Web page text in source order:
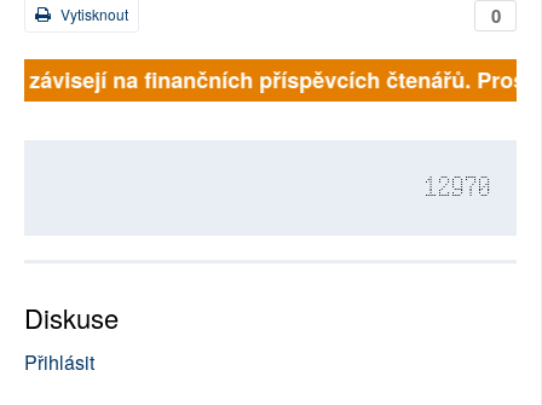
0
Vytisknout
závisejí na finančních příspěvcích čtenářů.
12970
Diskuse
Přihlásit